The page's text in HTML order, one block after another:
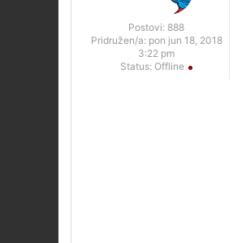
Postovi: 888
Pridružen/a: pon jun 18, 2018
3:22 pm
Status: Offline